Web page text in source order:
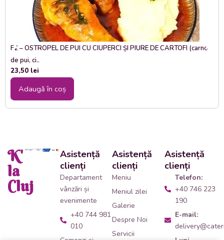
F2 – OSTROPEL DE PUI CU CIUPERCI ȘI PIURE DE CARTOFI (carne
de pui, ci..
23,50 lei
Adaugă în coș
K'
la
Cluj
Asistență
clienți
Departament
vânzări și
evenimente
+40 744 981
010
Asistență
clienți
Meniu
Meniul zilei
Galerie
Despre Noi
Servicii
Asistență
clienți
Telefon:
+40 746 223
190
E-mail: